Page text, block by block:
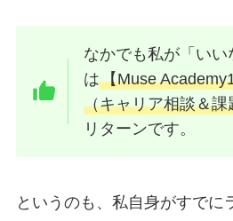
なかでも私が「い
は【Muse
（キャリア相談＆
リターンです。
というのも、私自身がすでに